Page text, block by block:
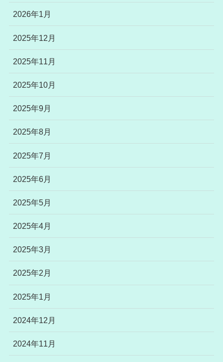
2026年1月
2025年12月
2025年11月
2025年10月
2025年9月
2025年8月
2025年7月
2025年6月
2025年5月
2025年4月
2025年3月
2025年2月
2025年1月
2024年12月
2024年11月